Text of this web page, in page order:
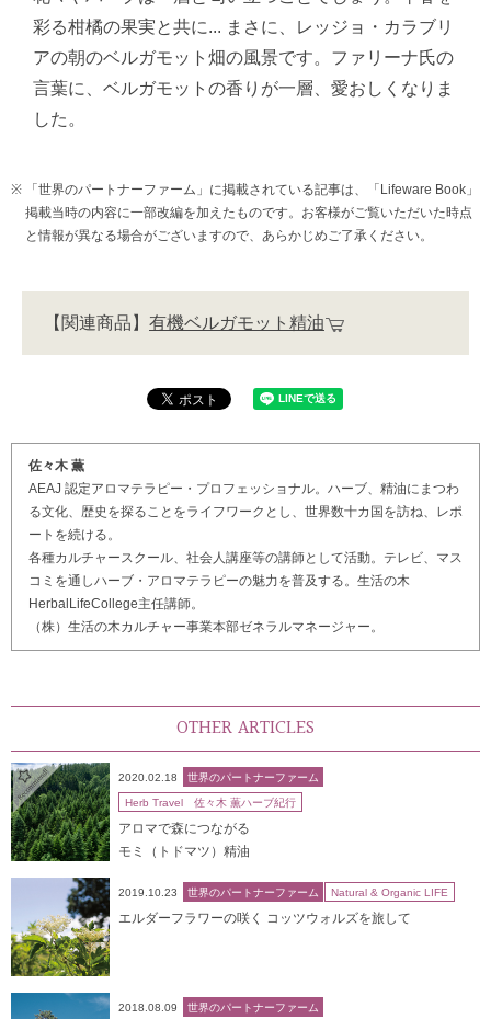
彩る柑橘の果実と共に... まさに、レッジョ・カラブリ
アの朝のベルガモット畑の風景です。ファリーナ氏の
言葉に、ベルガモットの香りが一層、愛おしくなりま
した。
「世界のパートナーファーム」に掲載されている記事は、「Lifeware Book」
掲載当時の内容に一部改編を加えたものです。お客様がご覧いただいた時点
と情報が異なる場合がございますので、あらかじめご了承ください。
【関連商品】 有機ベルガモット精油
佐々木 薫
AEAJ 認定アロマテラピー・プロフェッショナル。ハーブ、精油にまつわ
る文化、歴史を探ることをライフワークとし、世界数十カ国を訪ね、レポ
ートを続ける。
各種カルチャースクール、社会人講座等の講師として活動。テレビ、マス
コミを通しハーブ・アロマテラピーの魅力を普及する。生活の木
HerbalLifeCollege主任講師。
（株）生活の木カルチャー事業本部ゼネラルマネージャー。
OTHER ARTICLES
2020.02.18 世界のパートナーファーム
Herb Travel 佐々木 薫ハーブ紀行
アロマで森につながる
モミ（トドマツ）精油
2019.10.23 世界のパートナーファーム Natural & Organic LIFE
エルダーフラワーの咲く コッツウォルズを旅して
2018.08.09 世界のパートナーファーム